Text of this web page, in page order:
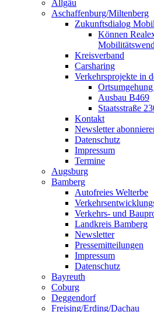
Allgäu
Aschaffenburg/Miltenberg
Zukunftsdialog
Können
Kreisverband
Carsharing
Verkehrsprojekte in
Ausbau B469
Staatsstraße
Kontakt
Newsletter
Datenschutz
Impressum
Termine
Augsburg
Bamberg
Autofreies Welterbe
Verkehrs- und
Landkreis Bamberg
Newsletter
Pressemitteilungen
Impressum
Datenschutz
Bayreuth
Coburg
Deggendorf
Freising/Erding/Dachau